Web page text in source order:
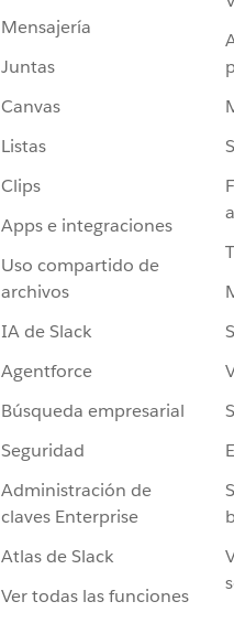
Mensajería
Juntas
Canvas
Listas
Clips
Apps e integraciones
Uso compartido de
archivos
IA de Slack
Agentforce
Búsqueda empresarial
Seguridad
Administración de
claves Enterprise
Atlas de Slack
Ver todas las funciones